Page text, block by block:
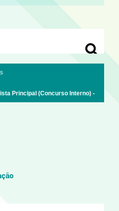
Principal (Concurso Interno) -